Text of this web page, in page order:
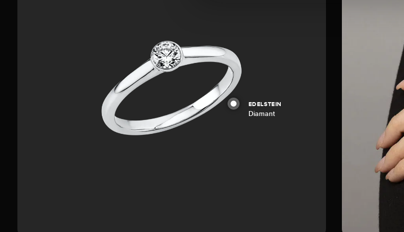
EDELSTEIN
Diamant